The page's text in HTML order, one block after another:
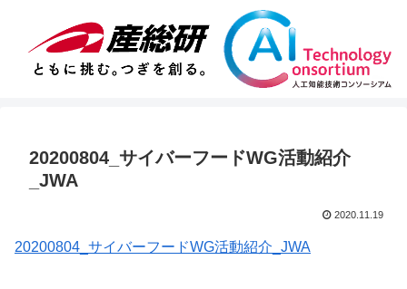
20200804_サイバーフードWG活動紹介
_JWA
2020.11.19
20200804_サイバーフードWG活動紹介_JWA